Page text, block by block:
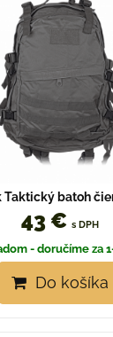
Taktický batoh
43 € s DPH
- doručíme za
Do košíka